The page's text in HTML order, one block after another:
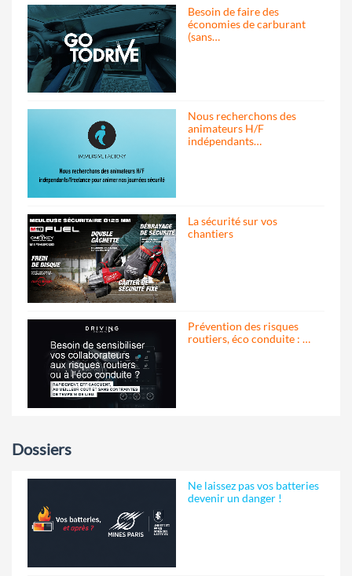
Besoin de faire des
économies de carburant
(sans…
Nous recherchons des
animateurs H/F
indépendants…
La sécurité sur vos
chantiers
Prévention des risques
routiers, éco conduite : …
Dossiers
Ne laissez pas vos batteries
devenir un danger !